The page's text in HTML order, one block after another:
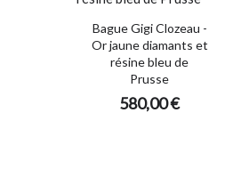
Bague Gigi Clozeau -
Or jaune diamants et
résine bleu de
Prusse
580,00 €